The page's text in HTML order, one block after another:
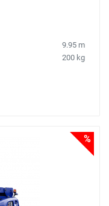
9.95 m
200 kg
%